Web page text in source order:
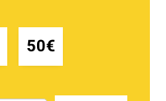
50€